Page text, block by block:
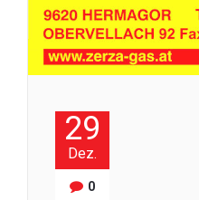
29
Dez.
0